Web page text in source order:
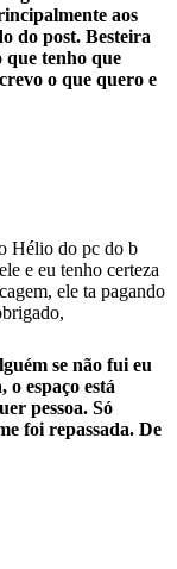
aos
do post. Besteira
tenho que
o que quero e
Hélio do pc do b
e eu tenho certeza
ele ta pagando
se não fui eu
o espaço está
pessoa. Só
foi repassada. De